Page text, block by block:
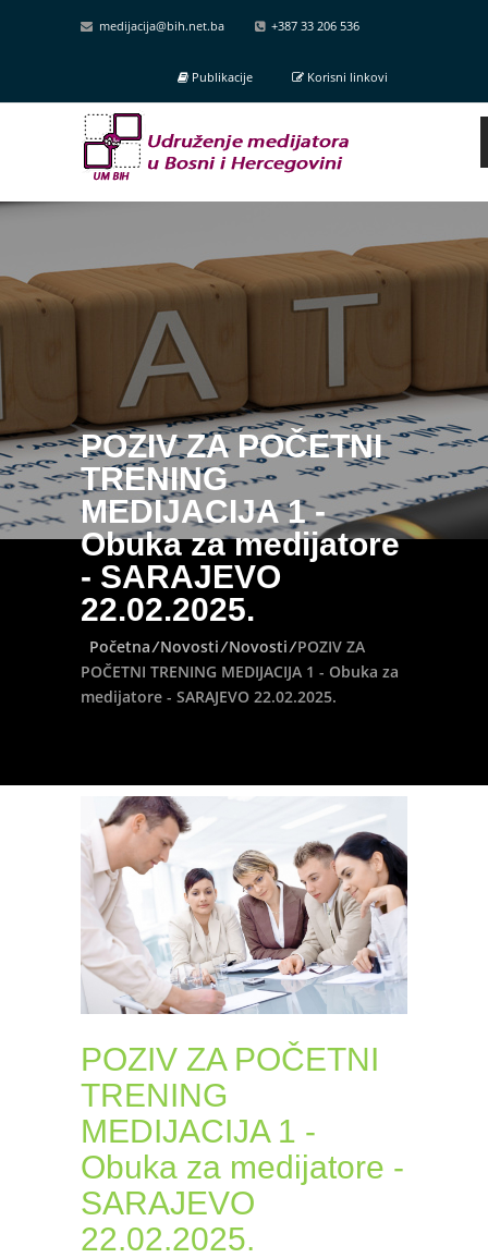
medijacija@bih.net.ba +387 33 206 536
Korisni linkovi
Publikacije
POZIV ZA POČETNI
TRENING
MEDIJACIJA 1 -
Obuka za medijatore
- SARAJEVO
22.02.2025.
Početna/Novosti/Novosti/POZIV ZA
POČETNI TRENING MEDIJACIJA 1 - Obuka za
medijatore - SARAJEVO 22.02.2025.
POZIV ZA POČETNI
TRENING
MEDIJACIJA 1 -
Obuka za medijatore -
SARAJEVO
22.02.2025.